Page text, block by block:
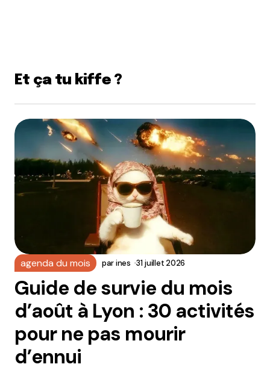
Et ça tu kiffe ?
agenda du mois parines 31 juillet 2026
Guide de survie du mois
d’août à Lyon : 30 activités
pour ne pas mourir
d’ennui